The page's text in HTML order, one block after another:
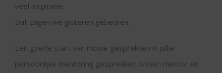
veel inspiratie.
Dat zagen we gisteren gebeuren.
Een goede start van mooie gesprekken in jullie
persoonlijke mentoring gesprekken tussen mentor en